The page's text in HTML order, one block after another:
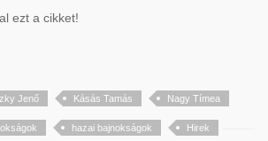
ezt a cikket!
Jenő Kásás Tamás Nagy Tímea
hazai bajnokságok Hirek